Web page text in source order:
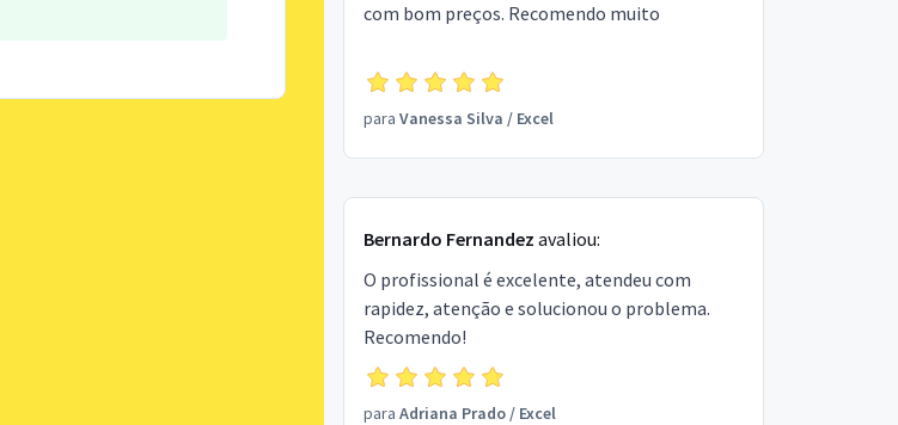
com bom preços. Recomendo muito
para Vanessa Silva / Excel
Bernardo Fernandez avaliou:
O profissional é excelente, atendeu com
rapidez, atenção e solucionou o problema.
Recomendo!
para Adriana Prado/ Excel